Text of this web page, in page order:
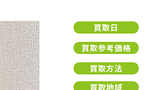
買取日
買取参考価格
買取方法
買取地域